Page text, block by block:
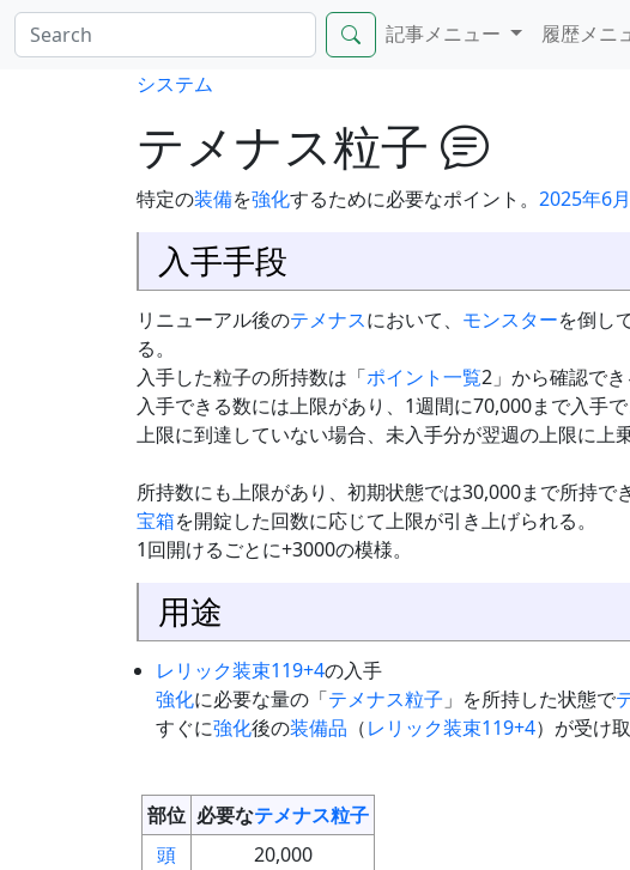
記事メニュー 履歴メニ
システム
テメナス粒子
特定の装備を強化するために必要なポイント。 2025年6
入手手段
リニューアル後のテメナスにおいて、 モンスターを倒し
る。
入手した粒子の所持数は「ポイント一覧2」から確認でき
入手できる数には上限があり、1週間に70,000まで入手で
上限に到達していない場合、未入手分が翌週の上限に上
所持数にも上限があり、初期状態では30,000まで所持でき
宝箱を開錠した回数に応じて上限が引き上げられる。
1回開けるごとに+3000の模様。
用途
レリック装束119+4の入手
強化に必要な量の「テメナス粒子 」を所持した状態で
すぐに強化後の装備品 （レリック装束119+4）が受け取
部位 必要なテメナス粒子
頭
20,000